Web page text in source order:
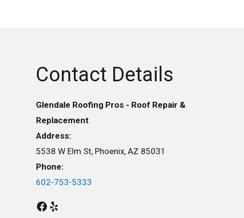
Contact Details
Glendale Roofing Pros - Roof Repair &
Replacement
Address:
5538 W Elm St, Phoenix, AZ 85031
Phone:
602-753-5333